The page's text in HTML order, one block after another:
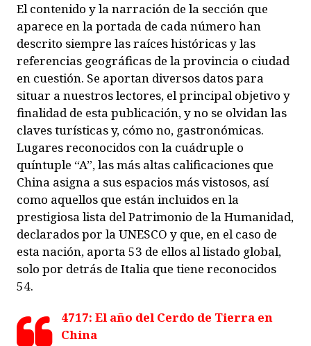
El contenido y la narración de la sección que
aparece en la portada de cada número han
descrito siempre las raíces históricas y las
referencias geográficas de la provincia o ciudad
en cuestión. Se aportan diversos datos para
situar a nuestros lectores, el principal objetivo y
finalidad de esta publicación, y no se olvidan las
claves turísticas y, cómo no, gastronómicas.
Lugares reconocidos con la cuádruple o
quíntuple “A”, las más altas calificaciones que
China asigna a sus espacios más vistosos, así
como aquellos que están incluidos en la
prestigiosa lista del Patrimonio de la Humanidad,
declarados por la UNESCO y que, en el caso de
esta nación, aporta 53 de ellos al listado global,
solo por detrás de Italia que tiene reconocidos
54.
4717: El año del Cerdo de Tierra en
China